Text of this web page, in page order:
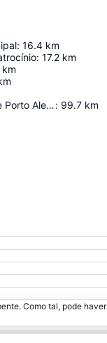
: 16.4 km
: 17.2 km
km
Aeroporto Internacional de Porto Alegre: 99.7 km
Como tal, pode